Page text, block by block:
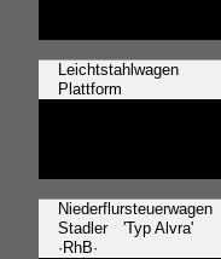
Leichtstahlwagen
Plattform
Niederflursteuerwagen
Stadler 'Typ Alvra'
·RhB·